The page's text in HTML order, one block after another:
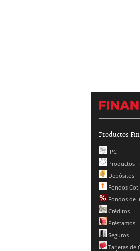
Productos
IPC
Productos
Depósitos
Fondos
Fondos de
Créditos
Préstamos
Seguros
Tarjetas de